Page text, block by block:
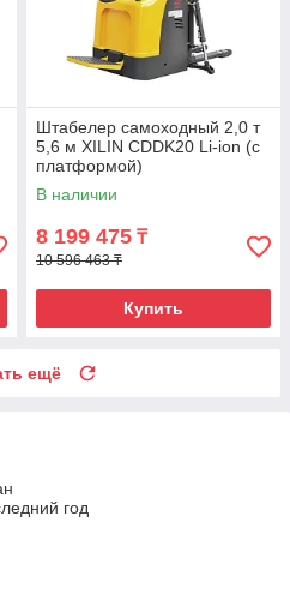
Штабелер самоходный 2,0 т
5,6 м XILIN CDDK20 Li-ion (с
платформой)
В наличии
8 199 475 ₸
10 596 463 ₸
Купить
ещё
год